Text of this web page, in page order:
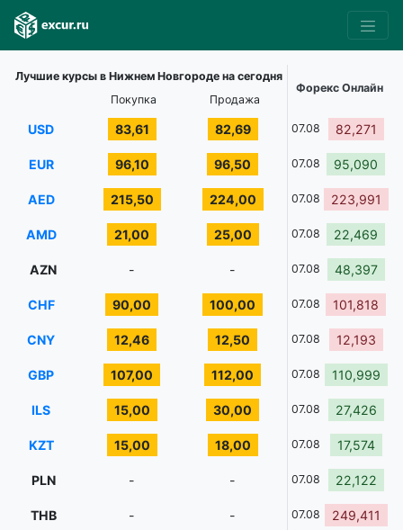
Лучшие курсы в Нижнем Новгороде на сегодня
Форекс Онлайн
Покупка
Продажа
USD 83,61 82,69 07.08 82,271
EUR 96,10 96,50 07.08 95,090
AED 215,50 224,00 07.08 223,991
AMD 21,00 25,00 07.08 22,469
AZN - - 07.08 48,397
CHF 90,00 100,00 07.08 101,818
CNY 12,46 12,50 07.08 12,193
GBP 107,00 112,00 07.08 110,999
ILS 15,00 30,00 07.08 27,426
KZT 15,00 18,00 07.08 17,574
PLN - - 07.08 22,122
THB - - 07.08 249,411